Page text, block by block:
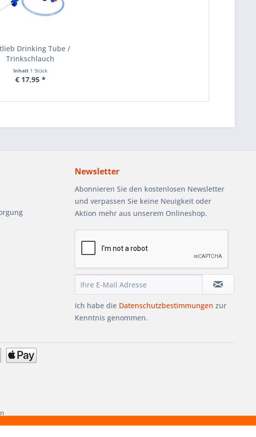
Drinking Tube /
Trinkschlauch
Inhalt 1 Stück
€ 17,95 *
Newsletter
Abonnieren Sie den kostenlosen Newsletter
und verpassen Sie keine Neuigkeit oder
Aktion mehr aus unserem Onlineshop.
Ich habe die Datenschutzbestimmungen zur
Kenntnis genommen.